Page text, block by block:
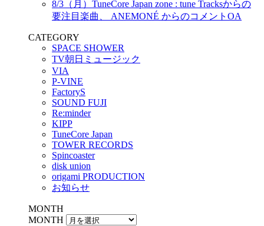
8/3（月）TuneCore Japan zone : tune Tracksからの
要注目楽曲、 ANEMONÉ からのコメントOA
CATEGORY
SPACE SHOWER
TV朝日ミュージック
VIA
P-VINE
FactoryS
SOUND FUJI
Re:minder
KIPP
TuneCore Japan
TOWER RECORDS
Spincoaster
disk union
origami PRODUCTION
お知らせ
MONTH
MONTH